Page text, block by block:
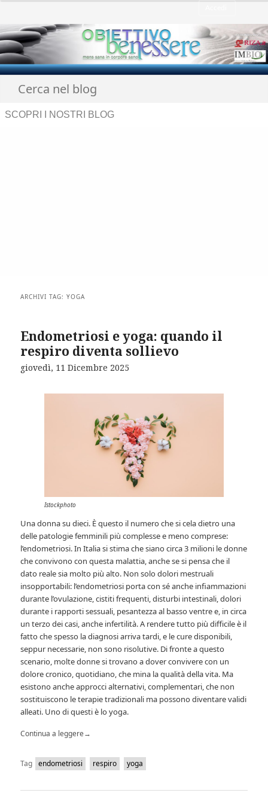
ARCHIVI TAG:YOGA
Endometriosi e yoga: quando il
respiro diventa sollievo
giovedì, 11 Dicembre 2025
Istockphoto
Una donna su dieci. È questo il numero che si cela dietro una
delle patologie femminili più complesse e meno comprese:
l’endometriosi. In Italia si stima che siano circa 3 milioni le donne
che convivono con questa malattia, anche se si pensa che il
dato reale sia molto più alto. Non solo dolori mestruali
insopportabili: l’endometriosi porta con sé anche infiammazioni
durante l’ovulazione, cistiti frequenti, disturbi intestinali, dolori
durante i rapporti sessuali, pesantezza al basso ventre e, in circa
un terzo dei casi, anche infertilità. A rendere tutto più difficile è il
fatto che spesso la diagnosi arriva tardi, e le cure disponibili,
seppur necessarie, non sono risolutive. Di fronte a questo
scenario, molte donne si trovano a dover convivere con un
dolore cronico, quotidiano, che mina la qualità della vita. Ma
esistono anche approcci alternativi, complementari, che non
sostituiscono le terapie tradizionali ma possono diventare validi
alleati. Uno di questi è lo yoga.
Continua a leggere→
Tag endometriosi respiro yoga